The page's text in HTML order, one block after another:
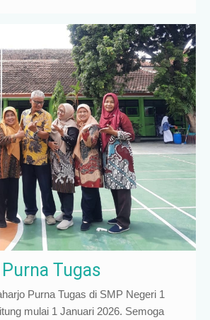
Purna Tugas
Purna Tugas di SMP Negeri 1
mulai 1 Januari 2026. Semoga